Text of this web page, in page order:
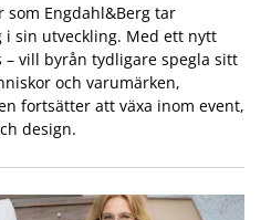
som Engdahl&Berg tar
i sin utveckling. Med ett nytt
– vill byrån tydligare spegla sitt
och varumärken,
fortsätter att växa inom event,
design.